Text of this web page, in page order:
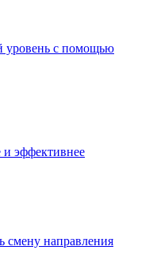
уровень с помощью
и эффективнее
смену направления